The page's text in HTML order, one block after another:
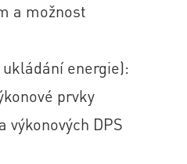
a možnost
energie):
prvky
DPS